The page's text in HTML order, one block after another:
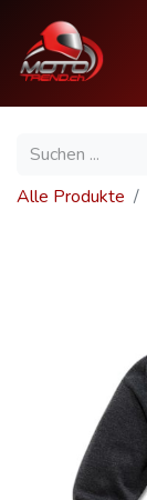
Alle Produkte